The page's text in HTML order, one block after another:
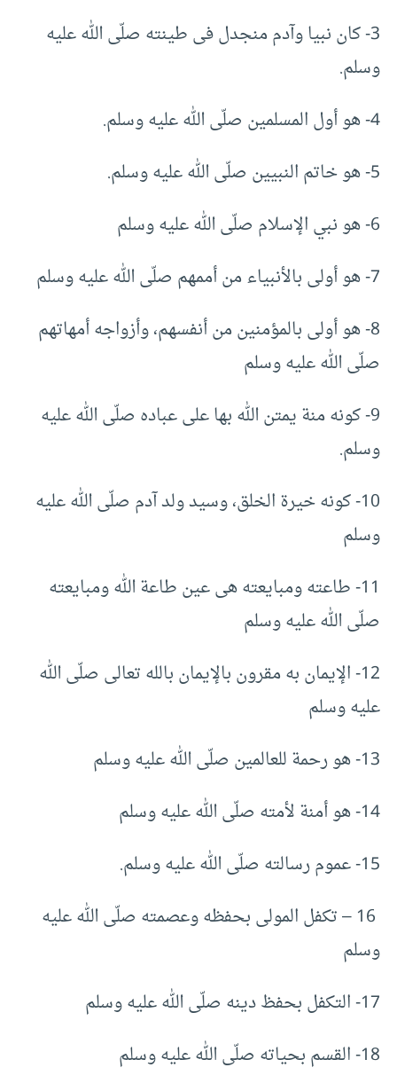
3- كان نبيا وآدم منجدل فى طينته صلّى الله عليه
وسلم.
4- هو أول المسلمين صلّى الله عليه وسلم.
5- هو خاتم النبيين صلّى الله عليه وسلم.
6- هو نبي الإسلام صلّى الله عليه وسلم
7- هو أولى بالأنبياء من أممهم صلّى الله عليه وسلم
8- هو أولى بالمؤمنين من أنفسهم، وأزواجه أمهاتهم
صلّى الله عليه وسلم
9- كونه منة يمتن الله بها على عباده صلّى الله عليه
وسلم.
10- كونه خيرة الخلق، وسيد ولد آدم صلّى الله عليه
وسلم
11- طاعته ومبايعته هى عين طاعة الله ومبايعته
صلّى الله عليه وسلم
12- الإيمان به مقرون بالإيمان بالله تعالى صلّى الله
عليه وسلم
13- هو رحمة للعالمين صلّى الله عليه وسلم
14- هو أمنة لأمته صلّى الله عليه وسلم
15- عموم رسالته صلّى الله عليه وسلم.
16 – تكفل المولى بحفظه وعصمته صلّى الله عليه
وسلم
17- التكفل بحفظ دينه صلّى الله عليه وسلم
18- القسم بحياته صلّى الله عليه وسلم